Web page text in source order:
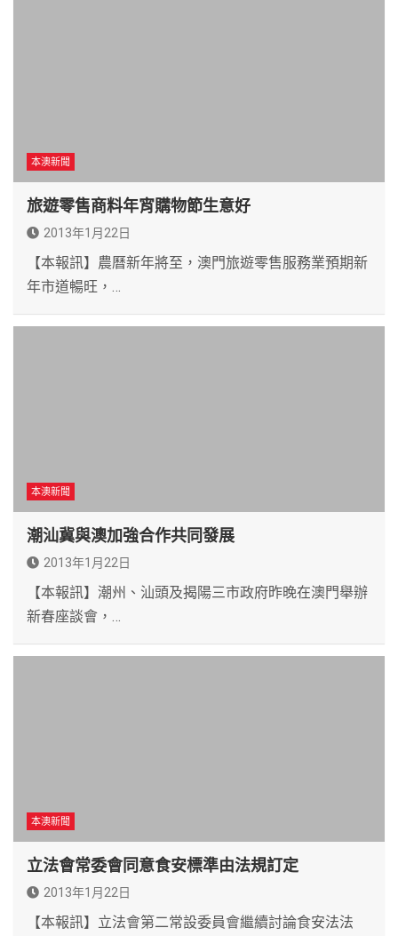
本澳新聞
旅遊零售商料年宵購物節生意好
2013年1月22日
【本報訊】農曆新年將至，澳門旅遊零售服務業預期新
年市道暢旺，…
本澳新聞
潮汕冀與澳加強合作共同發展
2013年1月22日
【本報訊】潮州、汕頭及揭陽三市政府昨晚在澳門舉辦
新春座談會，…
本澳新聞
立法會常委會同意食安標準由法規訂定
2013年1月22日
【本報訊】立法會第二常設委員會繼續討論食安法法